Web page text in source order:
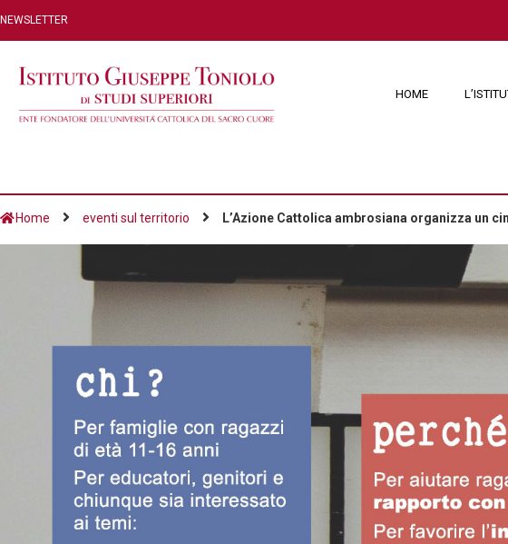
NEWSLETTER
HOME
Home eventi sul territorio L’Azione Cattolica ambrosiana organizza un